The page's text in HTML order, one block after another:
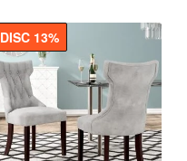
DISC 13%